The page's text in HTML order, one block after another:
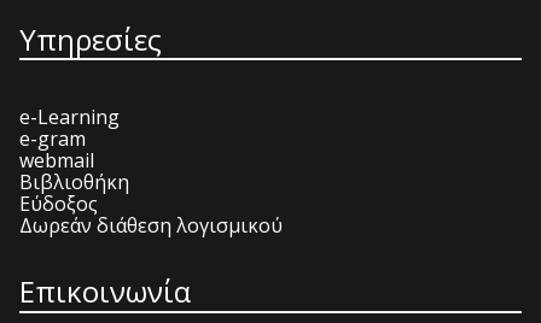
Υπηρεσίες
e-Learning
e-gram
webmail
Βιβλιοθήκη
Εύδοξος
Δωρεάν διάθεση λογισμικού
Επικοινωνία